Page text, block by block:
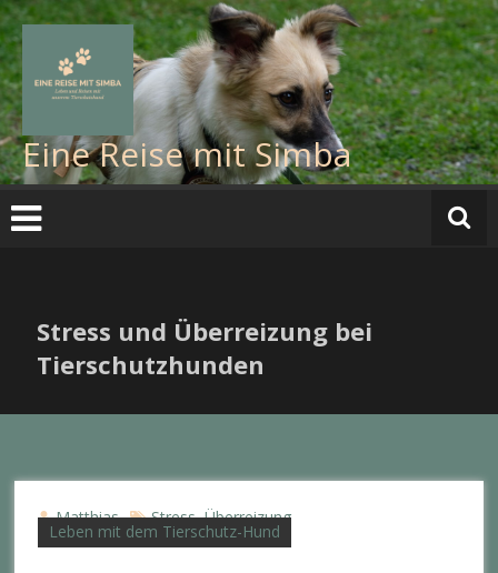
Eine Reise mit Simba
Stress und Überreizung bei
Tierschutzhunden
Leben mit dem Tierschutz-Hund
Matthias Stress,Überreizung